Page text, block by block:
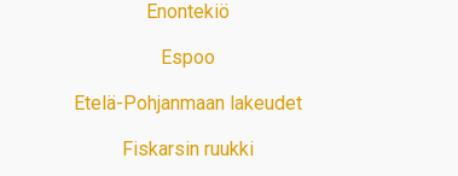
Enontekiö
Espoo
Etelä-Pohjanmaan lakeudet
Fiskarsin ruukki